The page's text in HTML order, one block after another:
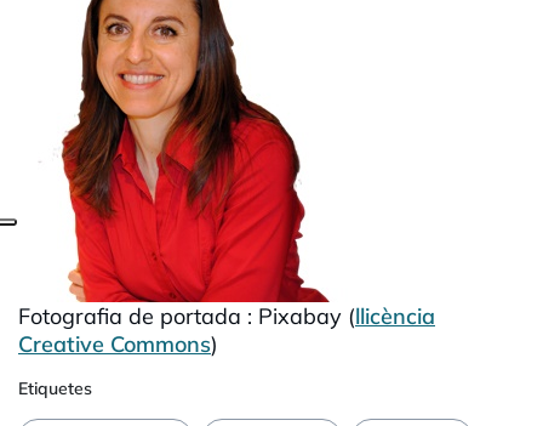
Fotografia de portada : Pixabay (llicència
Creative Commons)
Etiquetes